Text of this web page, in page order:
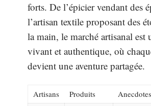
forts. De l’épicier vendant des
l’artisan textile proposant des
la main, le marché artisanal est
vivant et authentique, où
devient une aventure partagée.
Artisans Produits Anecdotes